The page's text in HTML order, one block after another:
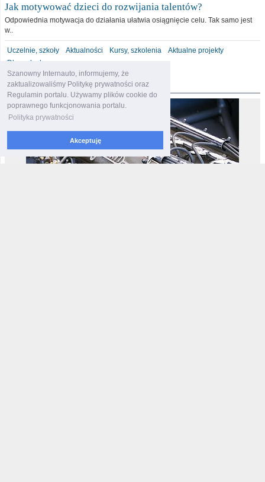
Szanowny Internauto, informujemy, że
zaktualizowaliśmy Politykę prywatności oraz
Regulamin portalu. Używamy plików cookie do
poprawnego funkcjonowania portalu.
Polityka prywatności
Akceptuję
Jak motywować dzieci do rozwijania talentów?
Odpowiednia motywacja do działania ułatwia osiągnięcie celu. Tak samo jest
w..
Uczelnie, szkoły Aktualności Kursy, szkolenia
Aktualne projekty
Dla malucha
motoryzacja